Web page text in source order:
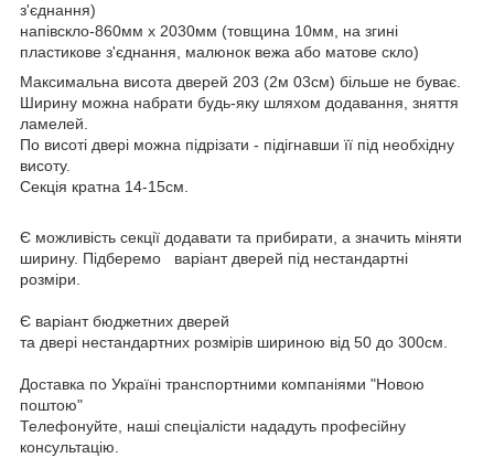
з'єднання)
напівскло-860мм х 2030мм (товщина 10мм, на згині
пластикове з'єднання, малюнок вежа або матове скло)
Максимальна висота дверей 203 (2м 03см) більше не буває.
Ширину можна набрати будь-яку шляхом додавання, зняття
ламелей.
По висоті двері можна підрізати - підігнавши її під необхідну
висоту.
Секція кратна 14-15см.
Є можливість секції додавати та прибирати, а значить міняти
ширину. Підберемо варіант дверей під нестандартні
розміри.
Є варіант бюджетних дверей
та двері нестандартних розмірів шириною від 50 до 300см.
Доставка по Україні транспортними компаніями "Новою
поштою"
Телефонуйте, наші спеціалісти нададуть професійну
консультацію.